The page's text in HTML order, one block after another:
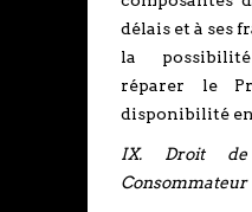
délais et à ses
la
réparer le
disponibilité
IX. Droit de
Consommateur